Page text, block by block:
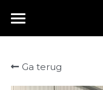
HOME
TE KOOP
Ga terug